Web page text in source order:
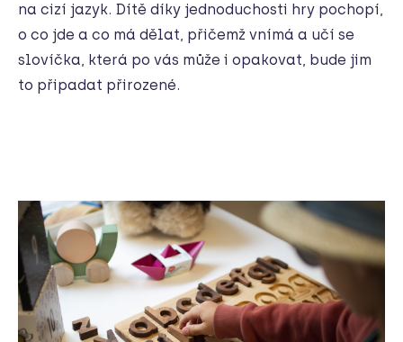
na cizí jazyk. Dítě díky jednoduchosti hry pochopí,
o co jde a co má dělat, přičemž vnímá a učí se
slovíčka, která po vás může i opakovat, bude jim
to připadat přirozené.